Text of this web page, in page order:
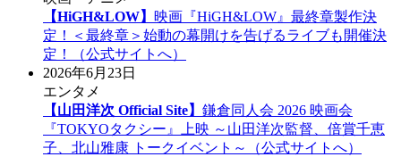
【HiGH&LOW】 映画『HiGH&LOW』最終章製作決
定！＜最終章＞始動の幕開けを告げるライブも開催決
定！（公式サイトへ）
2026年6月23日
エンタメ
【山田洋次 Official Site】 鎌倉同人会 2026 映画会
『TOKYOタクシー』上映 ～山田洋次監督、倍賞千恵
子、北山雅康 トークイベント～（公式サイトへ）